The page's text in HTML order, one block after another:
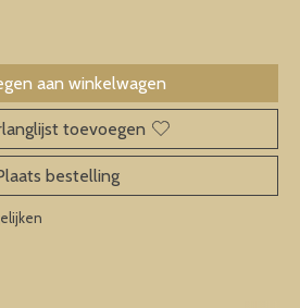
aan winkelwagen
toevoegen
bestelling